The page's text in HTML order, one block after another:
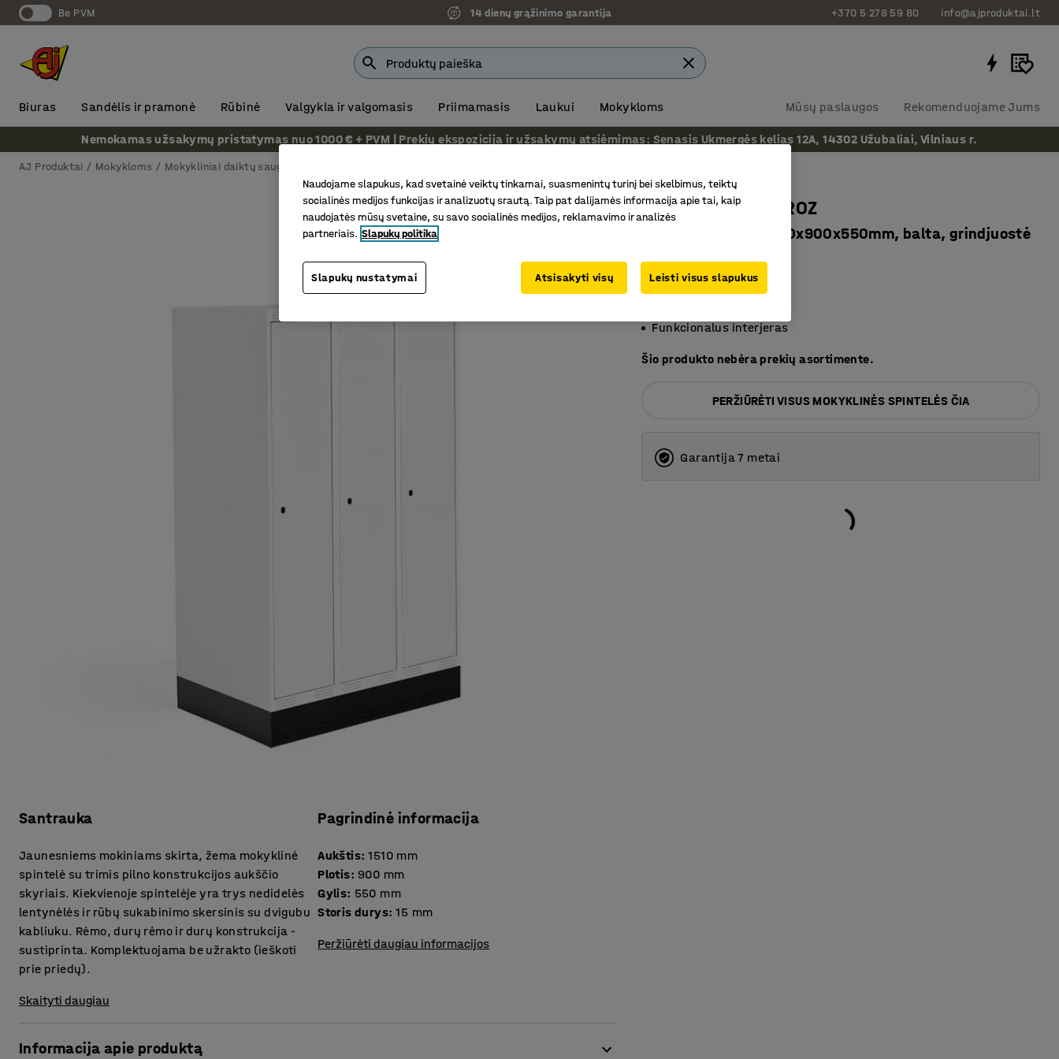
Be PVM 14 dienų grąžinimo garantija +370 5 278 59 80 info@ajproduktai.lt
Biuras Sandėlis ir pramonė Rūbinė Valgykla ir valgomasis Priimamasis Laukui Mokykloms Mūsų paslaugos Rekomenduojame Jums
Nemokamas užsakymų pristatymas nuo 1000 € + PVM | Prekių ekspozicija ir užsakymų atsiėmimas: Senasis Ukmergės kelias 12A, 14302 Užubaliai, Vilniaus r.
AJ Produktai Mokykloms Mokykliniai daiktų saugojimo baldai
Santrauka
Jaunesniems mokiniams skirta, žema mokyklinė
spintelė su trimis pilno konstrukcijos aukščio
skyriais. Kiekvienoje spintelėje yra trys nedidelės
lentynėlės ir rūbų sukabinimo skersinis su dvigubu
kabliuku. Rėmo, durų rėmo ir durų konstrukcija -
sustiprinta. Komplektuojama be užrakto (ieškoti
prie priedų).
Skaityti daugiau
Pagrindinė informacija
Aukštis: 1510 mm
Plotis: 900 mm
Gylis: 550 mm
Storis durys: 15 mm
Peržiūrėti daugiau informacijos
Informacija apie produktą
Mokinių spintelė ROZ
3 dalys, 3 durys, 1510x900x550mm, balta, grindjuostė
Prekės kodas:52221
Funkcionalus interjeras
Šio produkto nebėra prekių asortimente.
PERŽIŪRĖTI VISUS MOKYKLINĖS SPINTELĖS ČIA
Garantija 7 metai
Naudojame slapukus, kad svetainė veiktų tinkamai, suasmenintų turinį bei skelbimus, teiktų
socialinės medijos funkcijas ir analizuotų srautą. Taip pat dalijamės informacija apie tai, kaip
naudojatės mūsų svetaine, su savo socialinės medijos, reklamavimo ir analizės
partneriais. Slapukų politika
Slapukų nustatymai Atsisakyti visų Leisti visus slapukus